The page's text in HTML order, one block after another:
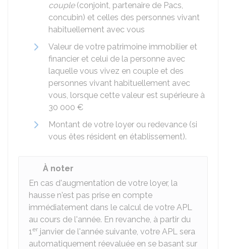
couple(conjoint, partenaire de Pacs,
concubin) et celles des personnes vivant
habituellement avec vous
Valeur de votre patrimoine immobilier et
financier et celui de la personne avec
laquelle vous vivez en couple et des
personnes vivant habituellement avec
vous, lorsque cette valeur est supérieure à
30 000 €
Montant de votre loyer ou redevance (si
vous êtes résident en établissement).
À noter
En cas d'augmentation de votre loyer, la
hausse n'est pas prise en compte
immédiatement dans le calcul de votre APL
au cours de l'année. En revanche, à partir du
1er janvier de l'année suivante, votre APL sera
automatiquement réevaluée en se basant sur